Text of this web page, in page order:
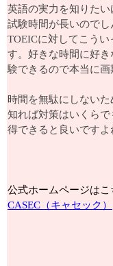
英語の実力を知りた
試験時間が長いのでし
TOEICに対してこうい
す。好きな時間に好
験できるので本当に画
時間を無駄にしない
知れば対策はいくら
得できると良いですよ
公式ホームページはこ
CASEC（キャセック）